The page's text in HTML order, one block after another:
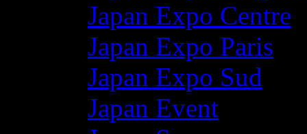
Japan Expo Centre
Japan Expo Paris
Japan Expo Sud
Japan Event